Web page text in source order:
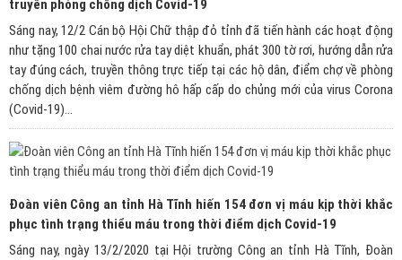
truyền phòng chống dịch Covid-19
Sáng nay, 12/2 Cán bộ Hội Chữ thập đỏ tỉnh đã tiến hành các hoạt động
như tặng 100 chai nước rửa tay diệt khuẩn, phát 300 tờ rơi, hướng dẫn rửa
tay đúng cách, truyền thông trực tiếp tại các hộ dân, điểm chợ về phòng
chống dịch bệnh viêm đường hô hấp cấp do chủng mới của virus Corona
(Covid-19)...
Đoàn viên Công an tỉnh Hà Tĩnh hiến 154 đơn vị máu kịp thời khắc
phục tình trạng thiểu máu trong thời điểm dịch Covid-19
Sáng nay, ngày 13/2/2020 tại Hội trường Công an tỉnh Hà Tĩnh, Đoàn